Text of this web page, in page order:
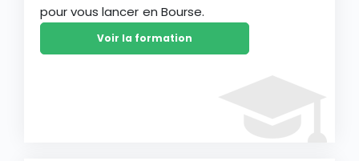
pour vous lancer en Bourse.
Voir la formation